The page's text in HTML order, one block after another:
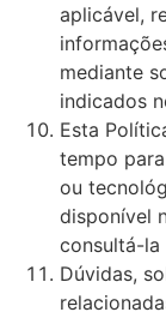
aplicável,
mediante
indicados
Esta
tempo
ou
disponível
consultá-la
Dúvidas,